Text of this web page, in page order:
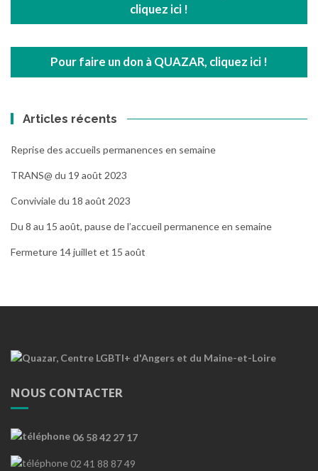
cliquez ici !
Pour faire un don à QUAZAR, cliquez ici !
Articles récents
Reprise des accueils permanences en semaine
TRANS@ du 19 août 2023
Conviviale du 18 août 2023
Du 8 au 15 août, pause de l’accueil permanence en semaine
Fermeture 14 juillet et 15 août
NOUS CONTACTER
06 58 42 27 17
02 41 88 87 49